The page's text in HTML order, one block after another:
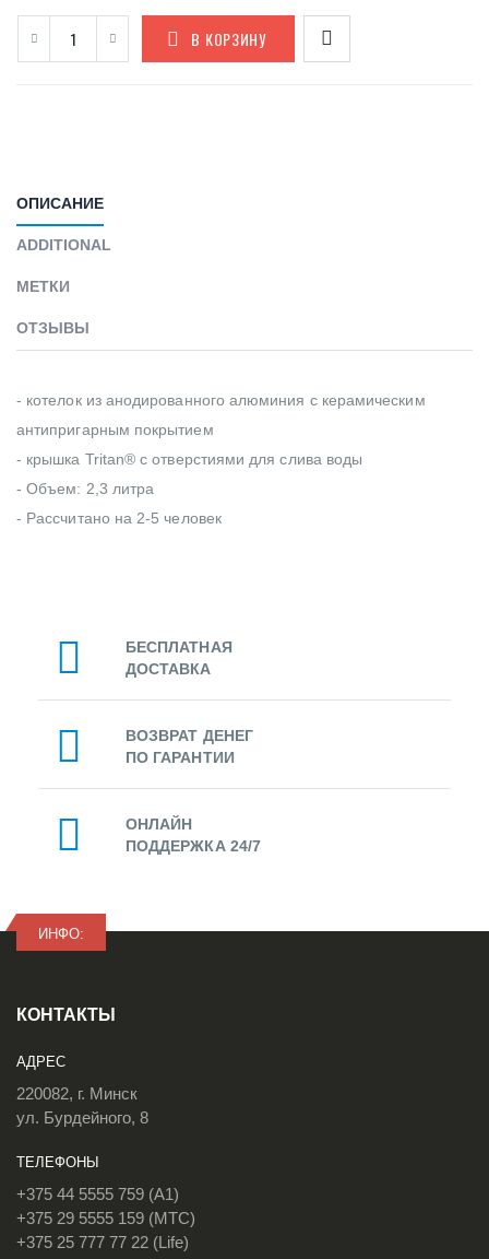
В КОРЗИНУ
ОПИСАНИЕ
ADDITIONAL
МЕТКИ
ОТЗЫВЫ
- котелок из анодированного алюминия с керамическим
антипригарным покрытием
- крышка Tritan® с отверстиями для слива воды
- Объем: 2,3 литра
- Рассчитано на 2-5 человек
БЕСПЛАТНАЯ
ДОСТАВКА
ВОЗВРАТ ДЕНЕГ
ПО ГАРАНТИИ
ОНЛАЙН
ПОДДЕРЖКА 24/7
ИНФО:
КОНТАКТЫ
АДРЕС
220082, г. Минск
ул. Бурдейного, 8
ТЕЛЕФОНЫ
+375 44 5555 759 (A1)
+375 29 5555 159 (МТС)
+375 25 777 77 22 (Life)